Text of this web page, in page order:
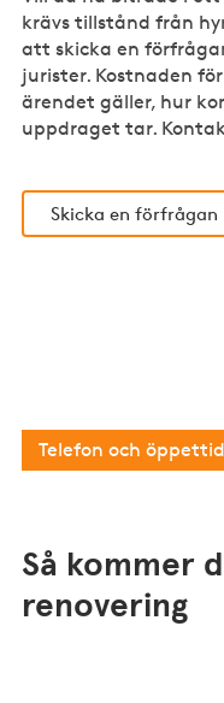
krävs tillstånd från
att skicka en
jurister. Kostnaden
ärendet gäller, hur
uppdraget tar.
Skicka en förfrågan
Telefon och
Så kommer
renovering